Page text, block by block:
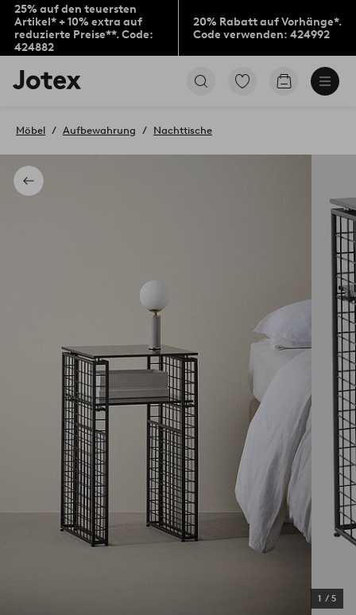
25% auf den teuersten
Artikel* + 10% extra auf
reduzierte Preise**. Code:
424882
20% Rabatt auf Vorhänge*.
Code verwenden: 424992
Jotex-
Logo
Startseite
Zu
Produkten
Zum
Zurück
Möbel Aufbewahrung Nachttische
1 / 5